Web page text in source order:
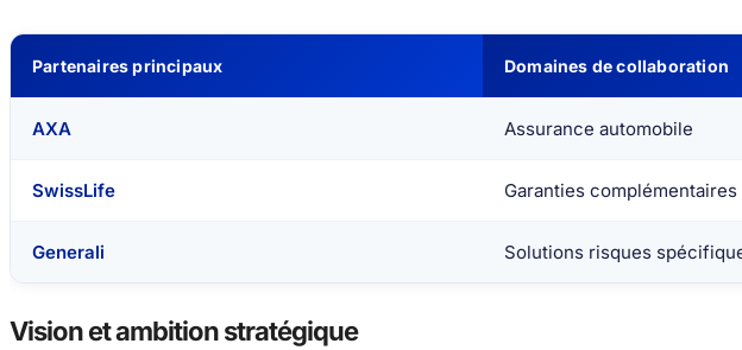
Partenaires principaux Domaines de collaboration
AXA Assurance automobile
SwissLife Garanties complémentaires
Generali Solutions risques
Vision et ambition stratégique